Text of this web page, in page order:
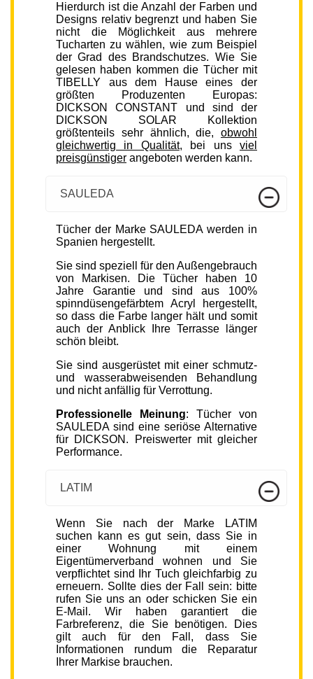
Hierdurch ist die Anzahl der Farben und
Designs relativ begrenzt und haben Sie
nicht die Möglichkeit aus mehrere
Tucharten zu wählen, wie zum Beispiel
der Grad des Brandschutzes. Wie Sie
gelesen haben kommen die Tücher mit
TIBELLY aus dem Hause eines der
größten Produzenten Europas:
DICKSON CONSTANT und sind der
DICKSON SOLAR Kollektion
größtenteils sehr ähnlich, die, obwohl
gleichwertig in Qualität, bei unsviel
preisgünstiger angeboten werden kann.
SAULEDA
Tücher der Marke SAULEDA werden in
Spanien hergestellt.
Sie sind speziell für den Außengebrauch
von Markisen. Die Tücher haben 10
Jahre Garantie und sind aus 100%
spinndüsengefärbtem Acryl hergestellt,
so dass die Farbe langer hält und somit
auch der Anblick Ihre Terrasse länger
schön bleibt.
Sie sind ausgerüstet mit einer schmutz-
und wasserabweisenden Behandlung
und nicht anfällig für Verrottung.
Professionelle Meinung: Tücher von
SAULEDA sind eine seriöse Alternative
für DICKSON. Preiswerter mit gleicher
Performance.
LATIM
Wenn Sie nach der Marke LATIM
suchen kann es gut sein, dass Sie in
einer Wohnung mit einem
Eigentümerverband wohnen und Sie
verpflichtet sind Ihr Tuch gleichfarbig zu
erneuern. Sollte dies der Fall sein: bitte
rufen Sie uns an oder schicken Sie ein
E-Mail. Wir haben garantiert die
Farbreferenz, die Sie benötigen. Dies
gilt auch für den Fall, dass Sie
Informationen rundum die Reparatur
Ihrer Markise brauchen.